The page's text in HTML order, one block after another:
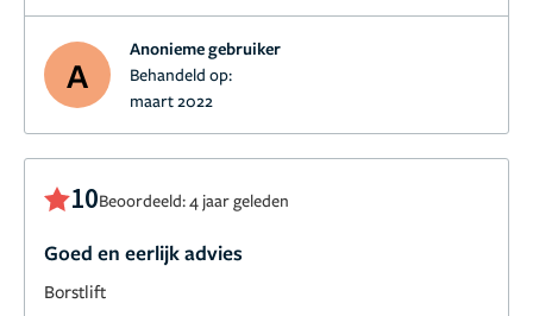
A
Anonieme gebruiker
Behandeld op:
maart 2022
10Beoordeeld: 4 jaar geleden
Goed en eerlijk advies
Borstlift